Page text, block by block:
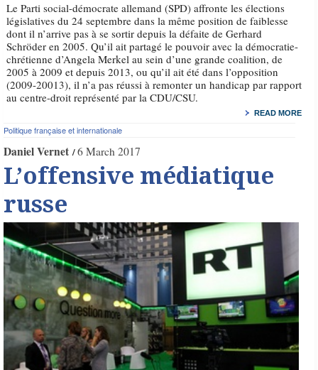
Le Parti social-démocrate allemand (SPD) affronte les élections
législatives du 24 septembre dans la même position de faiblesse
dont il n’arrive pas à se sortir depuis la défaite de Gerhard
Schröder en 2005. Qu’il ait partagé le pouvoir avec la démocratie-
chrétienne d’Angela Merkel au sein d’une grande coalition, de
2005 à 2009 et depuis 2013, ou qu’il ait été dans l’opposition
(2009-20013), il n’a pas réussi à remonter un handicap par rapport
au centre-droit représenté par la CDU/CSU.
READ MORE
Politique française et internationale
Daniel Vernet 6 March 2017
L’offensive médiatique
russe